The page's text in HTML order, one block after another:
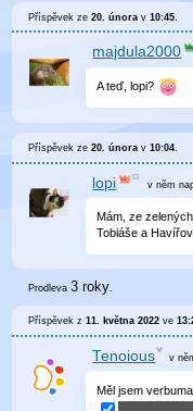
Příspěvek ze20. února v10:45
majdula2000
A teď, lopi?
Příspěvek ze20. února v10:04
lopi v něm
Mám, ze
Tobiáše a
Prodleva3 roky.
Příspěvek z11. května 2022 ve
Tenoious v
Měl jsem